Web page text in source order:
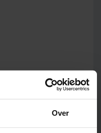
Over